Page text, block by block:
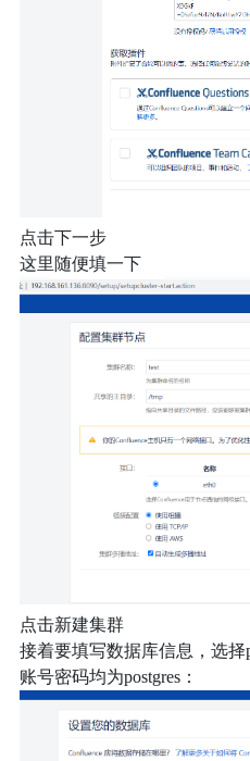
点击下一步
这里随便填一下
点击新建集群
接着要填写数据库信息，选择
账号密码均为postgres：